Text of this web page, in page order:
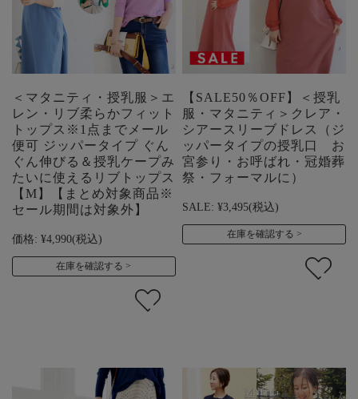
＜マタニティ・授乳服＞エ
レン・リブ柔らかフィット
トップス※1点までメール
便可 ジッパータイプ ぐん
ぐん伸びる＆授乳ケープみ
たいに使えるリブトップス
【M】【まとめ対象商品※
セール期間は対象外】
価格: ¥4,990(税込)
在庫を確認する
【SALE50％OFF】＜授乳
服・マタニティ＞クレア・
シアースリーブドレス（ジ
ッパータイプの授乳口 お
宮参り・お呼ばれ・冠婚葬
祭・フォーマルに）
SALE: ¥3,495(税込)
在庫を確認する